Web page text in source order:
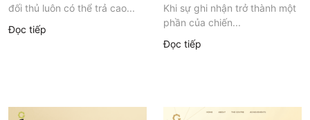
đối thủ luôn có thể trả cao...
Đọc tiếp
Khi sự ghi nhận trở thành một
phần của chiến...
Đọc tiếp